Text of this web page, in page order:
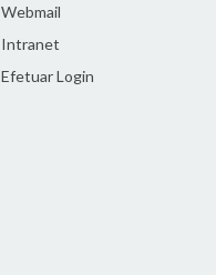
Webmail
Intranet
Efetuar Login